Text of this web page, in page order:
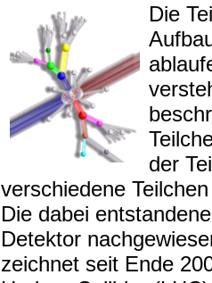
Die
der
verschiedene
Die dabei
Detektor
zeichnet seit Ende